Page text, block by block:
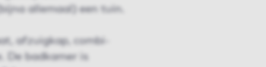
allemaal) een tuin.
afzuigkap, combi-
De badkamer is